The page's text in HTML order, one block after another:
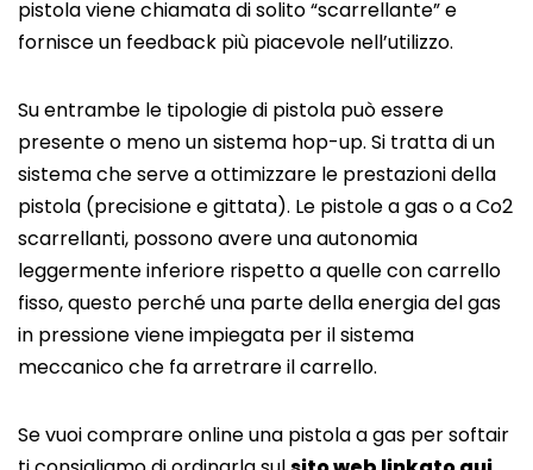
pistola viene chiamata di solito “scarrellante” e
fornisce un feedback più piacevole nell’utilizzo.
Su entrambe le tipologie di pistola può essere
presente o meno un sistema hop-up. Si tratta di un
sistema che serve a ottimizzare le prestazioni della
pistola (precisione e gittata). Le pistole a gas o a Co2
scarrellanti, possono avere una autonomia
leggermente inferiore rispetto a quelle con carrello
fisso, questo perché una parte della energia del gas
in pressione viene impiegata per il sistema
meccanico che fa arretrare il carrello.
Se vuoi comprare online una pistola a gas per softair